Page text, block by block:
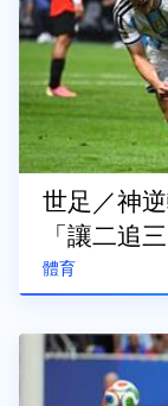
體育
世足／神
「讓二追